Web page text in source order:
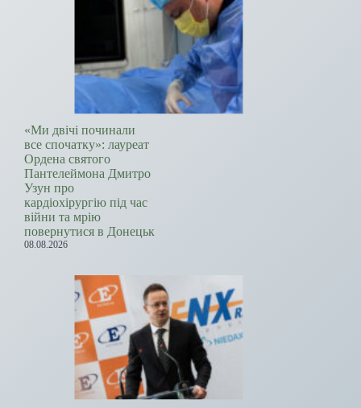
«Ми двічі починали
все спочатку»: лауреат
Ордена святого
Пантелеймона Дмитро
Узун про
кардіохірургію під час
війни та мрію
повернутися в Донецьк
08.08.2026